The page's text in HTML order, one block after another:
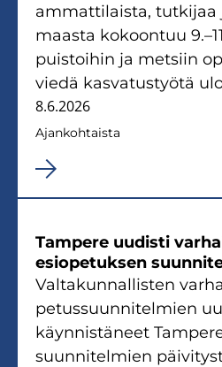
am­mat­ti­lais­ta, tut­ki­jaa
maas­ta ko­koon­tuu
puis­toi­hin ja met­siin
viedä kas­va­tus­työ­tä
8.6.2026
Ajan­koh­tais­ta
Tam­pe­re uu­dis­ti
esio­pe­tuk­sen
Val­ta­kun­nal­lis­ten
pe­tus­suun­ni­tel­mien
käyn­nis­tä­neet
suun­ni­tel­mien